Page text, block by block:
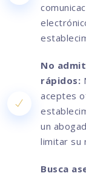
No
rápidos:
aceptes
un
limitar su
Busca